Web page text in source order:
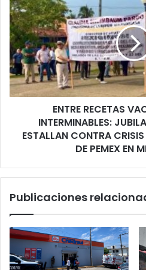
RECETAS
VACÍAS
Y
ESPERAS
INTERMINABLES:
JUBILADOS
PETROLEROS
ESTALLAN
MÉDICA
DE
EN
ENTRE RECETAS
INTERMINABLES:
ESTALLAN CONTRA
DE PEMEX EN
Publicaciones